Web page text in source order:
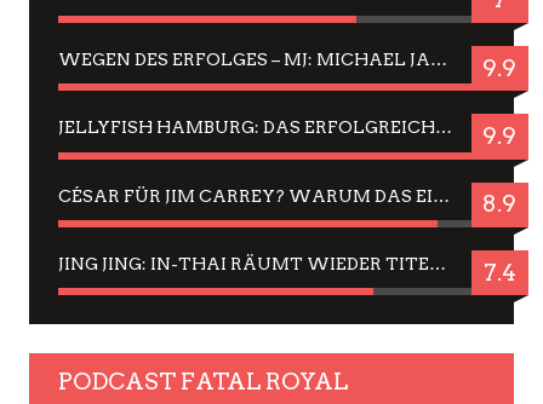
WEGEN DES ERFOLGES – MJ: MICHAEL JACKSON MUSICAL IN EINER MATINEE SEHEN 9.9
JELLYFISH HAMBURG: DAS ERFOLGREICHE SOMMER-MENÜ 2025 IN GEFÜHLEN UND BILDERN 9.9
CÉSAR FÜR JIM CARREY? WARUM DAS EINER DER NERVIGSTEN ACTORS IST UND BLEIBT 8.9
JING JING: IN-THAI RÄUMT WIEDER TITEL AB – EIN ZWEI-STUNDEN-ERLEBNISBERICHT 7.4
PODCAST FATAL ROYAL